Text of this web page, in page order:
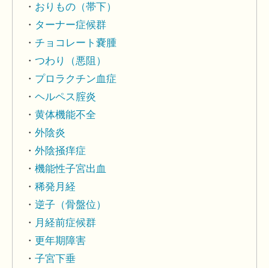
おりもの（帯下）
ターナー症候群
チョコレート嚢腫
つわり（悪阻）
プロラクチン血症
ヘルペス腟炎
黄体機能不全
外陰炎
外陰掻痒症
機能性子宮出血
稀発月経
逆子（骨盤位）
月経前症候群
更年期障害
子宮下垂